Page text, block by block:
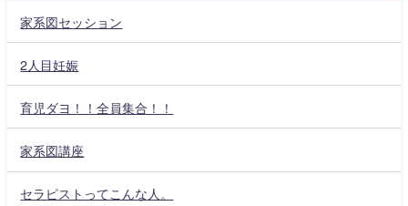
家系図セッション
2人目妊娠
育児ダヨ！！全員集合！！
家系図講座
セラピストってこんな人。